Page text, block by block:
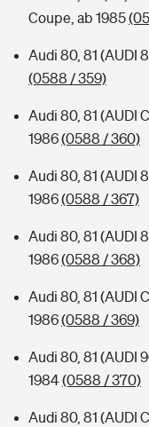
Coupe, ab 1985
Audi 80, 81 (AUDI
(0588 / 359)
Audi 80, 81 (AUDI
1986(0588 / 360)
Audi 80, 81 (AUDI
1986(0588 / 367)
Audi 80, 81 (AUDI
1986(0588 / 368)
Audi 80, 81 (AUDI
1986(0588 / 369)
Audi 80, 81 (AUDI
1984(0588 / 370)
Audi 80, 81 (AUDI